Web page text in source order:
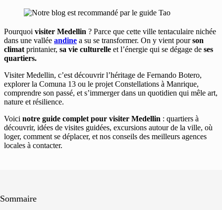
Pourquoi visiter Medellin ? Parce que cette ville tentaculaire nichée
dans une vallée andine a su se transformer. On y vient pourson
climat printanier, sa vie culturelle et l’énergie qui se dégage de ses
quartiers.
Visiter Medellin, c’est découvrir l’héritage de Fernando Botero,
explorer la Comuna 13 ou le projet Constellations à Manrique,
comprendre son passé, et s’immerger dans un quotidien qui mêle art,
nature et résilience.
Voici notre guide complet pour visiter Medellin : quartiers à
découvrir, idées de visites guidées, excursions autour de la ville, où
loger, comment se déplacer, et nos conseils des meilleurs agences
locales à contacter.
Sommaire